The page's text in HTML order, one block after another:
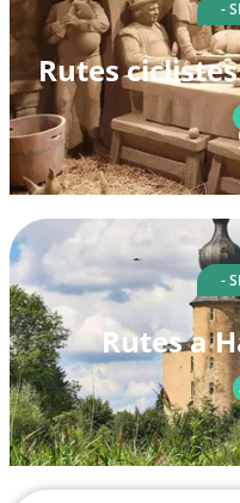
-
Rutes
-
Rutes a